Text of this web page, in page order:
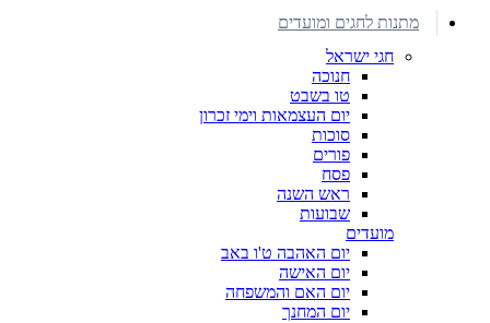
מתנות לחגים ומועדים
חגי ישראל
חנוכה
טו בשבט
יום העצמאות וימי זכרון
סוכות
פורים
פסח
ראש השנה
שבועות
מועדים
יום האהבה ט'ו באב
יום האישה
יום האם והמשפחה
יום המחנך